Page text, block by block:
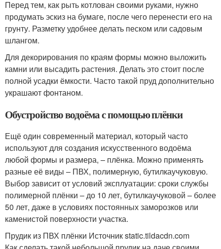
Перед тем, как рыть котлован своими руками, нужно
продумать эскиз на бумаге, после чего перенести его на
грунту. Разметку удобнее делать песком или садовым
шлангом.
Для декорирования по краям формы можно выложить
камни или высадить растения. Делать это стоит после
полной усадки ёмкости. Часто такой пруд дополнительно
украшают фонтаном.
Обустройство водоёма с помощью плёнки
Ещё один современный материал, который часто
используют для создания искусственного водоёма
любой формы и размера, – плёнка. Можно применять
разные её виды – ПВХ, полимерную, бутилкаучуковую.
Выбор зависит от условий эксплуатации: сроки службы
полимерной плёнки – до 10 лет, бутилкаучуковой – более
50 лет, даже в условиях постоянных заморозков или
каменистой поверхности участка.
Прудик из ПВХ плёнки Источник static.tildacdn.com